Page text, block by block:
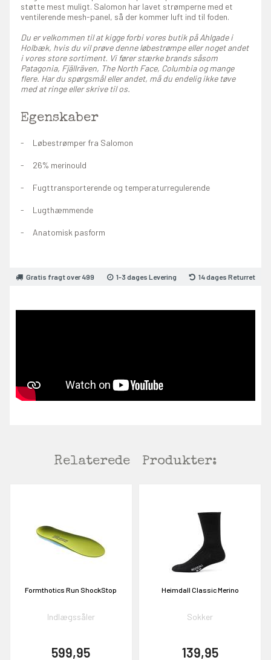
støtte mest muligt. Salomon har lavet strømperne med et
ventilerende mesh-panel, så der kommer luft ind til foden.
Du er velkommen til at kigge forbi vores butik på Ahlgade i
Holbæk, hvis du vil prøve denne løbestrømpe eller noget andet
i vores store sortiment. Vi fører stærke brands såsom
Patagonia, Fjällräven, The North Face, Columbia og mange
flere. Har du spørgsmål eller andet, må du endelig ikke tøve
med at ringe eller skrive til os.
Egenskaber
Løbestrømper fra Salomon
26% merinould
Fugttransporterende og temperaturregulerende
Lugthæmmende
Anatomisk pasform
Gratis fragt over 499 1-3 dages Levering 14 dages Returret
Relaterede Produkter:
Formthotics Run ShockStop
Indlægssåler
599,95
Heimdall Classic Merino
Sokker
139,95